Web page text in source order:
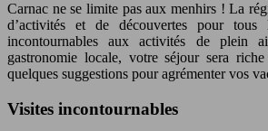
Carnac ne se limite pas aux menhirs ! La
d’activités et de découvertes pour tous
incontournables aux activités de plein
gastronomie locale, votre séjour sera
quelques suggestions pour agrémenter vos
Visites incontournables